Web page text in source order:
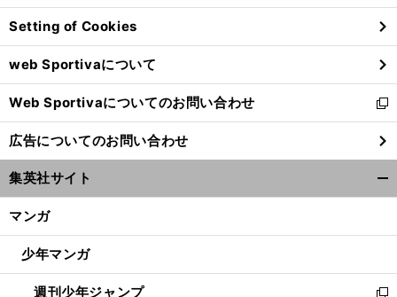
】 27 【
ほ
ぼ週刊俺たちのVAR 】
vol .
166
ン
ド
ウ
で
開
く
Setting of Cookies
web Sportivaについて
Web Sportivaについてのお問い合わせ
新
し
い
ウ
ィ
ン
ウ
開
く
広告についてのお問い合わせ
集英社サイト
マンガ
少年マンガ
週刊少年ジャンプ